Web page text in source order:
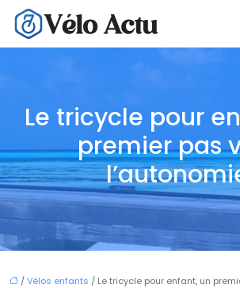
Le tricycle pour
premier pas
/Vélos enfants / Le tricycle pour enfant, un